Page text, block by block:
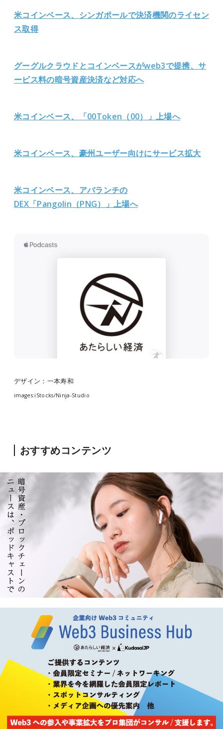
米コインベース、シンガポールで決済機関のライセン
ス取得
グーグルクラウドとコインベースがweb3で提携、サ
ービス料の暗号資産決済など対応へ
米コインベース、「00Token（00）」上場へ
米コインベース、豪州ユーザー向けにサービス拡大
米コインベース、アバランチの
DEX「Pangolin（PNG）」上場へ
デザイン：一本寿和
images:iStocks/Ninja-Studio
おすすめコンテンツ